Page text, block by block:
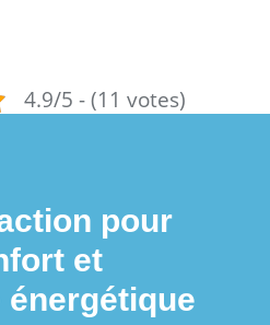
4.9/5 - (11 votes)
pour
et
énergétique